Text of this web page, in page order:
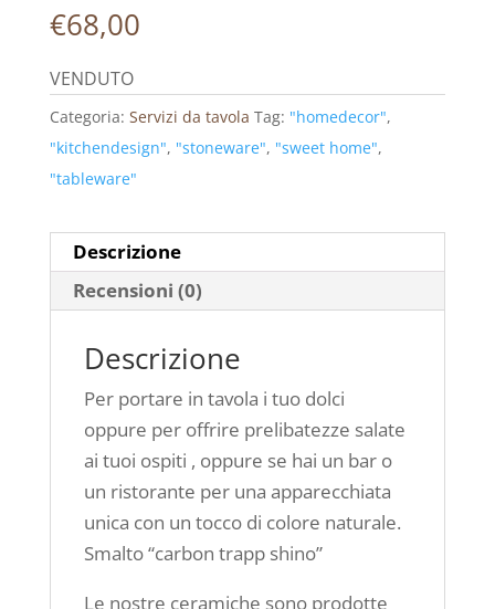
€68,00
VENDUTO
Categoria: Servizi da tavola Tag: "homedecor",
"kitchendesign", "stoneware", "sweet home",
"tableware"
Descrizione
Recensioni (0)
Descrizione
Per portare in tavola i tuo dolci
oppure per offrire prelibatezze salate
ai tuoi ospiti , oppure se hai un bar o
un ristorante per una apparecchiata
unica con un tocco di colore naturale.
Smalto “carbon trapp shino”
Le nostre ceramiche sono prodotte